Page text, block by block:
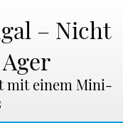
– Nicht
mit einem Mini-